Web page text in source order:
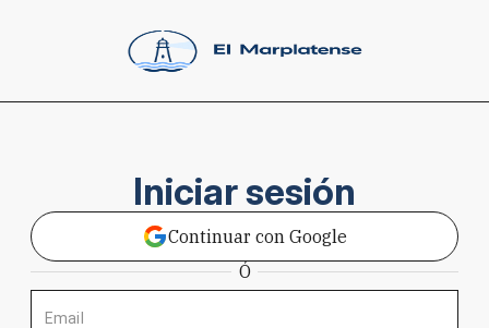
Iniciar sesión
Continuar con Google
Ó
Email